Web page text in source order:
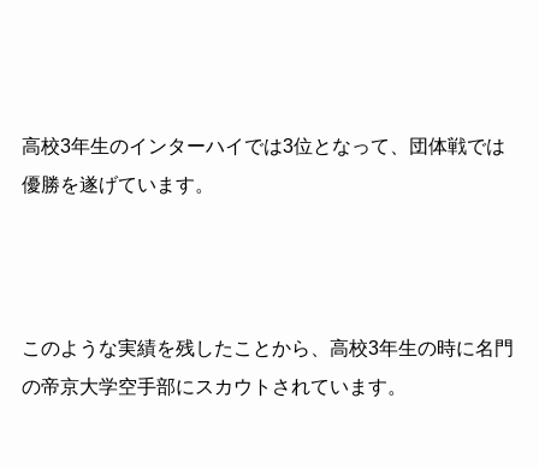
高校3年生のインターハイでは3位となって、団体戦では
優勝を遂げています。
このような実績を残したことから、高校3年生の時に名門
の帝京大学空手部にスカウトされています。